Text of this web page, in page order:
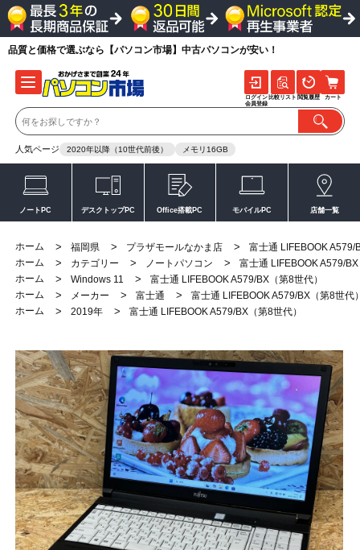
品質と価格で選ぶなら【パソコン市場】中古パソコンが安い！
人気ページ 2020年以降（10世代前後） メモリ16GB
ログイン
会員登録
比較リスト 閲覧履歴 カート
ノートPC デスクトップPC Office搭載PC モバイルPC 店舗一覧
ホーム > 福岡県 > プラザモールなかま店 >
富士通 LIFEBOOK A579/
ホーム
> カテゴリー > ノートパソコン >
富士通 LIFEBOOK A579/
ホーム
> Windows 11 >
富士通 LIFEBOOK A579/BX（第8世代）
ホーム
> メーカー > 富士通 >
富士通 LIFEBOOK A579/BX（第8世代
ホーム
> 2019年 > 富士通 LIFEBOOK A579/BX（第8世代）